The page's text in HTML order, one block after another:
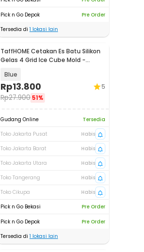
Pick n Go Depok
Pre Order
Tersedia di 1 lokasi lain
TaffHOME Cetakan Es Batu Silikon
Gelas 4 Grid Ice Cube Mold -
Blue
Rp13.800
Rp27.900 51%
5
Gudang Online
Tersedia
Toko Jakarta Pusat
Habis
Toko Jakarta Barat
Habis
Toko Jakarta Utara
Habis
Toko Tangerang
Habis
Toko Cikupa
Habis
Pick n Go Bekasi
Pre Order
Pick n Go Depok
Pre Order
Tersedia di 1 lokasi lain